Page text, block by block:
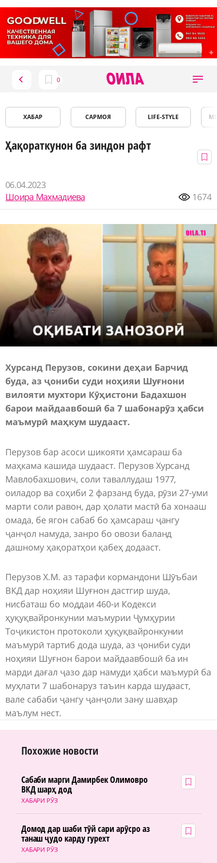
ХАБАР САРМОЯ LIFE-STYLE
Ҳақораткунон ба зиндон рафт
06.04.2023
Шоира Махмадиева
1674
Хурсанд Перузов, сокини деҳаи Барчид
буда, аз ҷониби суди ноҳияи Шуғнони
вилояти мухтори Кӯҳистони Бадахшон
барои майдаавбошӣ ба 7 шабонарӯз ҳабси
маъмурӣ маҳкум шудааст.
Перузов бар асоси шикояти ҳамсараш ба
маҳкама кашида шудааст. Перузов Хурсанд
Мавлобахшович, соли таваллудаш 1977,
оиладор ва соҳиби 2 фарзанд буда, рӯзи 27-уми
марти соли равон, дар ҳолати мастӣ ба хонааш
омада, бе ягон сабаб бо ҳамсараш ҷангу
ҷанҷол намуда, занро бо овози баланд
дашному ҳақоратҳои қабеҳ додааст.
Перузов Х.М. аз тарафи кормандони Шӯъбаи
ВКД дар ноҳияи Шуғнон дастгир шуда,
нисбаташ бо моддаи 460-и Кодекси
ҳуқуқвайронкунии маъмурии Ҷумҳурии
Тоҷикистон протоколи ҳуқуқвайронкунии
маъмурӣ тартиб дода шуда, аз ҷониби суди
ноҳияи Шуғнон барои майдаавбошӣ ба ин
марди дағал ҷазо дар намуди ҳабси маъмурӣ ба
муҳлати 7 шабонаруз таъин карда шудааст,
вале сабаби ҷангу ҷанҷоли зану шавҳар
маълум нест.
Похожие новости
ХАБАРИ РӮЗ
Сабаби марги Дамирбек Олимовро
ВКД шарҳ дод
ХАБАРИ РӮЗ
Домод дар шаби тӯй сари арӯсро аз
танаш ҷудо карду гурехт